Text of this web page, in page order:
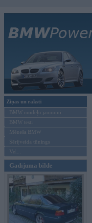
Ziņas un raksti
BMW modeļu jaunumi
BMW testi
Mēneša BMW
Sērijveida tūnings
Vel...
Gadījuma bilde